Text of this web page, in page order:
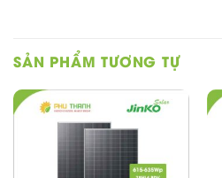
SẢN PHẨM TƯƠNG TỰ